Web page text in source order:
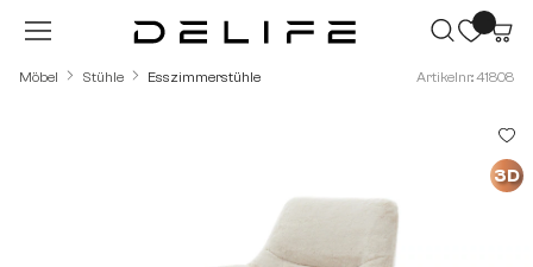
Zum Hauptinhalt springen
Möbel Stühle Esszimmerstühle Artikelnr.: 41808
3D